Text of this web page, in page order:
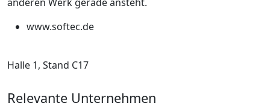
www.softec.de
Halle 1, Stand C17
Relevante Unternehmen